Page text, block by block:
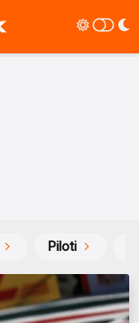
Piloti